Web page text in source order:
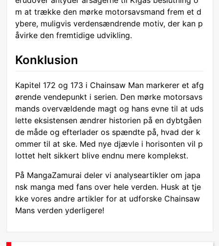
m at trække den mørke motorsavsmand frem et d
ybere, muligvis verdensændrende motiv, der kan p
åvirke den fremtidige udvikling.
Konklusion
Kapitel 172 og 173 i Chainsaw Man markerer et afg
ørende vendepunkt i serien. Den mørke motorsavs
mands overvældende magt og hans evne til at uds
lette eksistensen ændrer historien på en dybtgåen
de måde og efterlader os spændte på, hvad der k
ommer til at ske. Med nye djævle i horisonten vil p
lottet helt sikkert blive endnu mere komplekst.
På MangaZamurai deler vi analyseartikler om japa
nsk manga med fans over hele verden. Husk at tje
kke vores andre artikler for at udforske Chainsaw
Mans verden yderligere!